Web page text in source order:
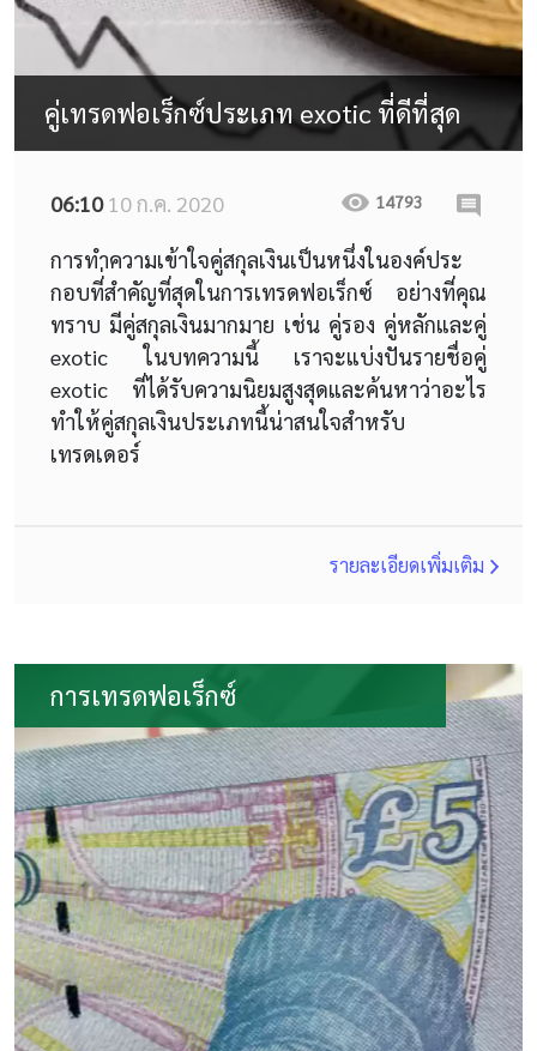
คู่เทรดฟอเร็กซ์ประเภท exotic ที่ดีที่สุด
06:1010 ก.ค. 2020 14793
การทำความเข้าใจคู่สกุลเงินเป็นหนึ่งในองค์ประ
กอบที่่สำคัญที่สุดในการเทรดฟอเร็กซ์ อย่างที่คุณ
ทราบ มีคู่สกุลเงินมากมาย เช่น คู่รอง คู่หลักและคู่
exotic ในบทความนี้ เราจะแบ่งปันรายชื่อคู่
exotic ที่ได้รับความนิยมสูงสุดและค้นหาว่าอะไร
ทำให้คู่สกุลเงินประเภทนี้น่าสนใจสำหรับ
เทรดเดอร์
รายละเอียดเพิ่มเติม
การเทรดฟอเร็กซ์